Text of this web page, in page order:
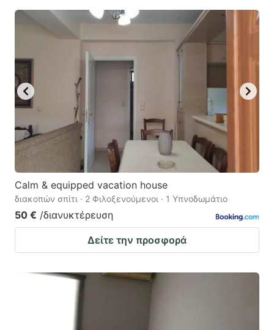
Calm & equipped vacation house
διακοπών σπίτι · 2 Φιλοξενούμενοι · 1 Υπνοδωμάτιο
50 € /διανυκτέρευση
Δείτε την προσφορά